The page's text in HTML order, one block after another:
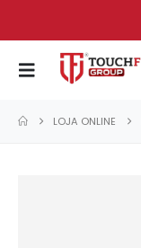
LOJA ONLINE